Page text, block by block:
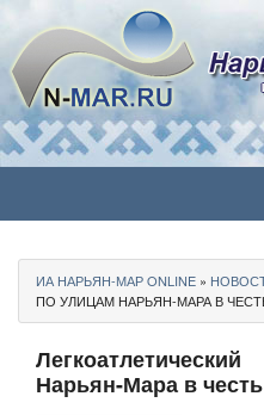
Политика
Бизнес
ИА НАРЬЯН-МАР ONLINE »
ПО УЛИЦАМ НАРЬЯН-МАРА В
Нарьян-Мара в